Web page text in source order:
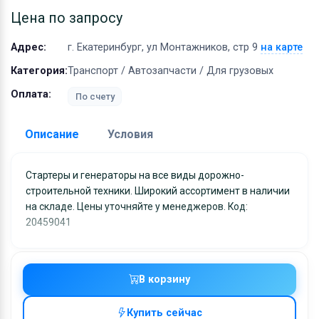
В корзину
Купить сейчас
Цена по запросу
Адрес: г. Екатеринбург, ул Монтажников, стр 9 на карте
Категория:Транспорт / Автозапчасти / Для грузовых
Оплата:
По счету
Описание Условия
Стартеры и генераторы на все виды дорожно-
строительной техники. Широкий ассортимент в наличии
на складе. Цены уточняйте у менеджеров. Код:
20459041
Доставка:
Адрес самовывоза:г. Екатеринбург, ул
Монтажников, стр 9
Условия и гарантии:
после получения оплаты и отправляются через UPS
отслеживанием местоположения посылки и
без обязательной подписи. При выборе доставки